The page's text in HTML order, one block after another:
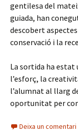
gentilesa del
guiada, han
descobert
conservació i la
La sortida ha estat
l’esforç, la
l’alumnat al llarg
oportunitat per
Deixa un comentari